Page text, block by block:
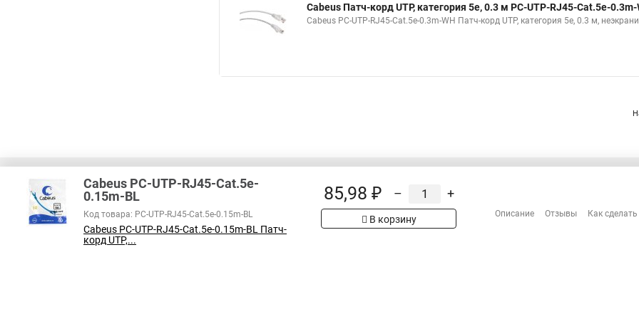
Cabeus Патч-корд UTP, категория 5e, 0.3 м PC-UTP-RJ45-Cat.5e-0.3m-
Cabeus PC-UTP-RJ45-Cat.5e-0.3m-WH Патч-корд UTP, категория 5e, 0.3 м,
В соответствии с пунктом 2 статьи 437 ГК РФ, вся информация о товарах на сайте имеет
справочный характер и не является публичной офертой. При покупке проверяйте товар
на наличие интересующих вас функций и характеристик.
Сотрудничество
Cabeus PC-UTP-RJ45-Cat.5e-
0.15m-BL
Код товара: PC-UTP-RJ45-Cat.5e-0.15m-BL
Cabeus PC-UTP-RJ45-Cat.5e-0.15m-BL Патч-
корд UTP,...
85,98 ₽ – +
В корзину
Описание Отзывы Как сделать